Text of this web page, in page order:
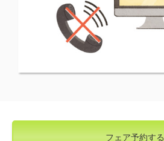
フェア予約する